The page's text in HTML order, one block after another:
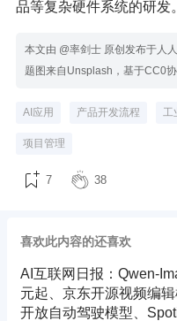
品等复杂硬件系统的研发。
本文由 @率剑士 原创发布于人
题图来自Unsplash，基于CC0
AI应用 产品开发流程 工
项目管理
7 38
喜欢此内容的还喜欢
AI互联网日报：Qwen-
元起、京东开源视频编
开放自动驾驶模型、